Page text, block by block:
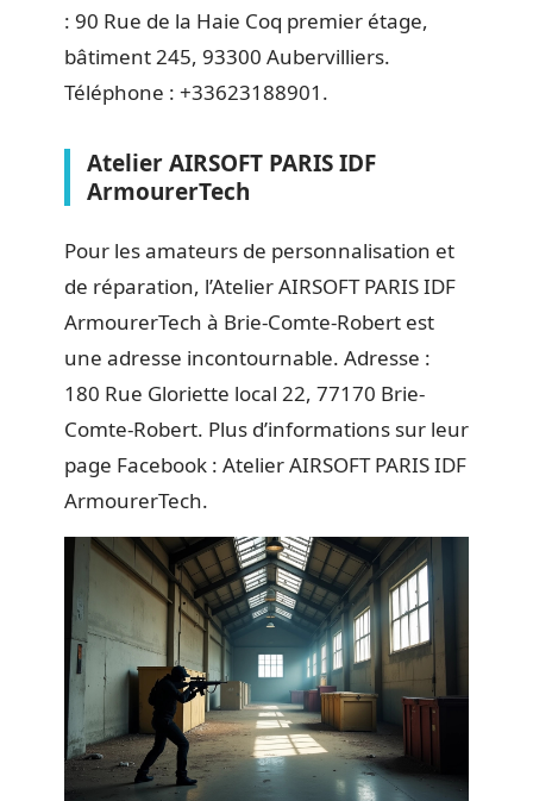
: 90 Rue de la Haie Coq premier étage,
bâtiment 245, 93300 Aubervilliers.
Téléphone : +33623188901.
Atelier AIRSOFT PARIS IDF
ArmourerTech
Pour les amateurs de personnalisation et
de réparation, l’Atelier AIRSOFT PARIS IDF
ArmourerTech à Brie-Comte-Robert est
une adresse incontournable. Adresse :
180 Rue Gloriette local 22, 77170 Brie-
Comte-Robert. Plus d’informations sur leur
page Facebook : Atelier AIRSOFT PARIS IDF
ArmourerTech.